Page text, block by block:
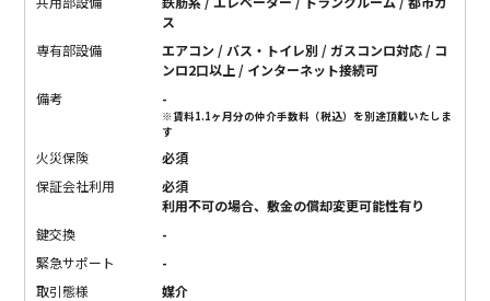
ス
専有部設備
エアコン / バス・トイレ別 / ガスコンロ対応 / コ
ンロ2口以上 / インターネット接続可
備考
-
※賃料1.1ヶ月分の仲介手数料（税込）を別途頂戴いたしま
す
火災保険
必須
保証会社利用
必須
利用不可の場合、敷金の償却変更可能性有り
鍵交換
-
緊急サポート
-
取引態様
媒介